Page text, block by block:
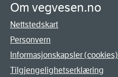
Om vegvesen.no
Nettstedskart
Personvern
Informasjonskapsler (cookies)
Tilgjengelighetserklæring